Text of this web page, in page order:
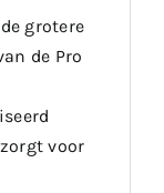
grotere
de Pro
voor